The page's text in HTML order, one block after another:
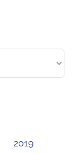
2019